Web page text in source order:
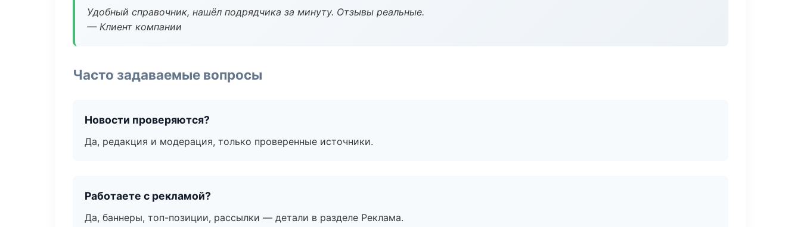
Удобный справочник, нашёл подрядчика за минуту. Отзывы реальные.
— Клиент компании
Часто задаваемые вопросы
Новости проверяются?
Да, редакция и модерация, только проверенные источники.
Работаете с рекламой?
Да, баннеры, топ-позиции, рассылки — детали в разделе Реклама.